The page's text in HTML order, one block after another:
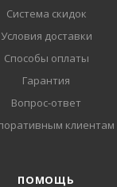
Система скидок
Условия доставки
Способы оплаты
Гарантия
Вопрос-ответ
клиентам
ПОМОЩЬ